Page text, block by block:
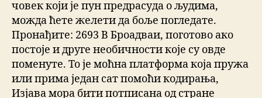
човек који је пун предрасуда о људима,
можда ћете желети да боље погледате.
Пронађите: 2693 В Броадваи, поготово ако
постоје и друге необичности које су овде
поменуте. То је моћна платформа која пружа
или прима један сат помоћи кодирања,
Изјава мора бити потписана од стране